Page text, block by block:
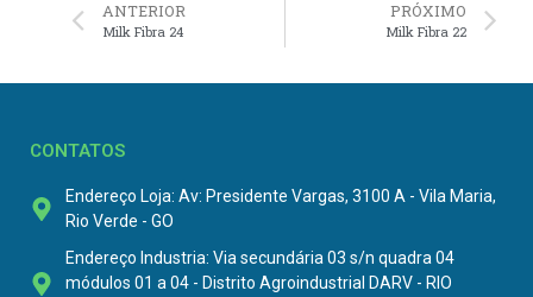
ANTERIOR
Milk Fibra 24
PRÓXIMO
Milk Fibra 22
CONTATOS
Endereço Loja: Av: Presidente Vargas, 3100 A - Vila Maria,
Rio Verde - GO
Endereço Industria: Via secundária 03 s/n quadra 04
módulos 01 a 04 - Distrito Agroindustrial DARV - RIO